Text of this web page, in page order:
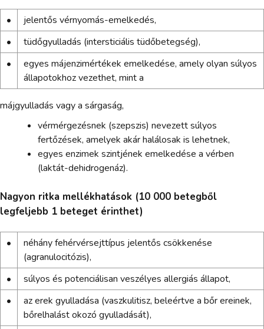
•
jelentős vérnyomás-emelkedés,
•
tüdőgyulladás (intersticiális tüdőbetegség),
•
egyes májenzimértékek emelkedése, amely olyan súlyos
állapotokhoz vezethet, mint a
májgyulladás vagy a sárgaság,
vérmérgezésnek (szepszis) nevezett súlyos
fertőzések, amelyek akár halálosak is lehetnek,
egyes enzimek szintjének emelkedése a vérben
(laktát-dehidrogenáz).
Nagyon ritka mellékhatások (10 000 betegből
legfeljebb 1 beteget érinthet)
•
néhány fehérvérsejttípus jelentős csökkenése
(agranulocitózis),
•
súlyos és potenciálisan veszélyes allergiás állapot,
•
az erek gyulladása (vaszkulitisz, beleértve a bőr ereinek,
bőrelhalást okozó gyulladását),